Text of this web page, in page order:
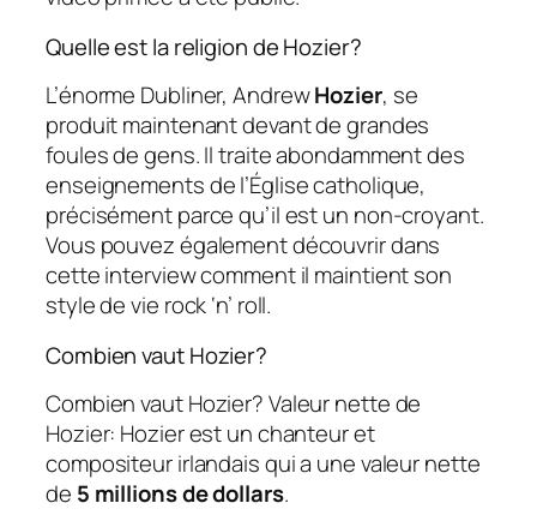
Quelle est la religion de Hozier?
L’énorme Dubliner, AndrewHozier, se
produit maintenant devant de grandes
foules de gens. Il traite abondamment des
enseignements de l’Église catholique,
précisément parce qu’il est un non-croyant.
Vous pouvez également découvrir dans
cette interview comment il maintient son
style de vie rock ‘n’ roll.
Combien vaut Hozier?
Combien vaut Hozier? Valeur nette de
Hozier: Hozier est un chanteur et
compositeur irlandais qui a une valeur nette
de 5 millions de dollars.